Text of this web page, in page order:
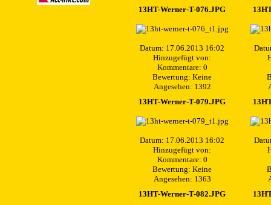
13HT-Werner-T-076.JPG
Datum: 17.06.2013 16:02
Hinzugefügt von:
Kommentare: 0
Bewertung: Keine
Angesehen: 1392
13HT-Werner-T-079.JPG
Datum: 17.06.2013 16:02
Hinzugefügt von:
Kommentare: 0
Bewertung: Keine
Angesehen: 1363
13HT-Werner-T-082.JPG